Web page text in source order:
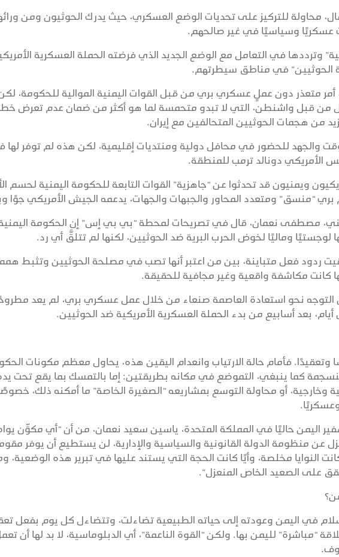
محاولة للتركيز على تحديات الوضع العسكري، حيث يدرك الحوثيون ومن
عسكريًا وسياسيًا في غير صالحهم.
وترددها في التعامل مع الوضع الجديد الذي فرضته الحملة العسكرية
الحوثيين” في مناطق سيطرتهم.
أمر متعذر دون عملٍ عسكري بري من قبل القوات اليمنية الموالية للحكومة،
من قبل واشنطن، التي لا تبدو متحمسة لما هو أكثر من ضمان عدم تعرض
من هجمات الحوثيين المتحالفين مع إيران.
والجهد للحضور في محافل دولية ومنتديات إقليمية، لكن هذه لم توفر لها
الأمريكي دونالد ترمب للمنطقة.
ويمنيون قد تحدثوا عن “جاهزية” القوات التابعة للحكومة اليمنية لحسم
“منسق” ومتعدد المحاور والجبهات والجهات، يدعمه الجيش الأمريكي جوًا
مصطفى نعمان، قال في تصريحات لمحطة “بي بي إس” إن الحكومة
وماليًا لخوض الحرب البرية ضد الحوثيين، لكنها لم تتلقَّ أي رد.
ردود فعل متباينة، بين من اعتبر أنها تصب في مصلحة الحوثيين وتثبط
كانت مكاشفة واقعية وغير مجافية للحقيقة.
التوجه نحو استعادة العاصمة صنعاء من خلال عمل عسكري بري، لم يعد
بعد أسابيع من بدء الحملة العسكرية الأمريكية ضد الحوثيين.
وتعقيدًا. فأمام حالة الارتياب وانعدام اليقين هذه، يحاول معظم مكونات
كما ينبغي، التموضع في مكانه بطريقتين: إما بالتمسك بما يقع تحت
وخارجية، أو محاولة التوسع بمشاريعه “الصغيرة الخاصة” ما أمكنه ذلك،
اليمن حاليًا في المملكة المتحدة، ياسين سعيد نعمان، من أن “أي مكوِّن
عن منظومة الدولة القانونية والسياسية والإدارية، لن يستطيع أن يوفر
النوايا مخلصة، وأيًا كانت الحجة التي يستند عليها في تبرير هذه الوضعية،
على الصعيد الخاص المنعزل”.
في اليمن وعودته إلى حياته الطبيعية تضاءلت، وتتضاءل كل يوم بفعل
“مباشرة” لليمن بها. ولكن “القوة الناعمة”، أي الدبلوماسية، لا بد لها أن